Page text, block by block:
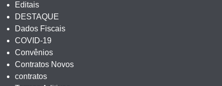
Editais
DESTAQUE
Dados Fiscais
COVID-19
Convênios
Contratos Novos
contratos